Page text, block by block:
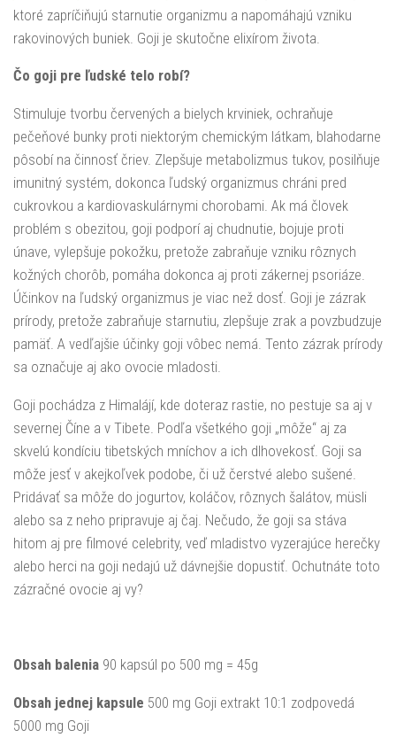
ktoré zapríčiňujú starnutie organizmu a napomáhajú vzniku
rakovinových buniek. Goji je skutočne elixírom života.
Čo goji pre ľudské telo robí?
Stimuluje tvorbu červených a bielych krviniek, ochraňuje
pečeňové bunky proti niektorým chemickým látkam, blahodarne
pôsobí na činnosť čriev. Zlepšuje metabolizmus tukov, posilňuje
imunitný systém, dokonca ľudský organizmus chráni pred
cukrovkou a kardiovaskulárnymi chorobami. Ak má človek
problém s obezitou, goji podporí aj chudnutie, bojuje proti
únave, vylepšuje pokožku, pretože zabraňuje vzniku rôznych
kožných chorôb, pomáha dokonca aj proti zákernej psoriáze.
Účinkov na ľudský organizmus je viac než dosť. Goji je zázrak
prírody, pretože zabraňuje starnutiu, zlepšuje zrak a povzbudzuje
pamäť. A vedľajšie účinky goji vôbec nemá. Tento zázrak prírody
sa označuje aj ako ovocie mladosti.
Goji pochádza z Himalájí, kde doteraz rastie, no pestuje sa aj v
severnej Číne a v Tibete. Podľa všetkého goji „môže“ aj za
skvelú kondíciu tibetských mníchov a ich dlhovekosť. Goji sa
môže jesť v akejkoľvek podobe, či už čerstvé alebo sušené.
Pridávať sa môže do jogurtov, koláčov, rôznych šalátov, müsli
alebo sa z neho pripravuje aj čaj. Nečudo, že goji sa stáva
hitom aj pre filmové celebrity, veď mladistvo vyzerajúce herečky
alebo herci na goji nedajú už dávnejšie dopustiť. Ochutnáte toto
zázračné ovocie aj vy?
Obsah balenia 90 kapsúl po 500 mg = 45g
Obsah jednej kapsule 500 mg Goji extrakt 10:1 zodpovedá
5000 mg Goji